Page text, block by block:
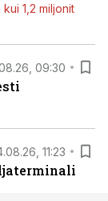
1,2 miljonit
09:30
11:23